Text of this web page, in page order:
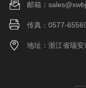
邮箱：
传真：0577-
地址：浙江省瑞